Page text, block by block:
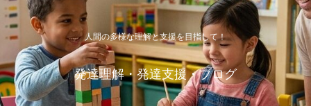
人間の多様な理解と支援を目指して！
発達理解・発達支援・ブログ